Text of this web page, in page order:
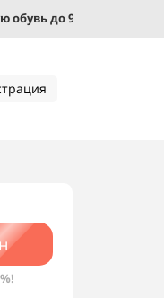
до 95%!